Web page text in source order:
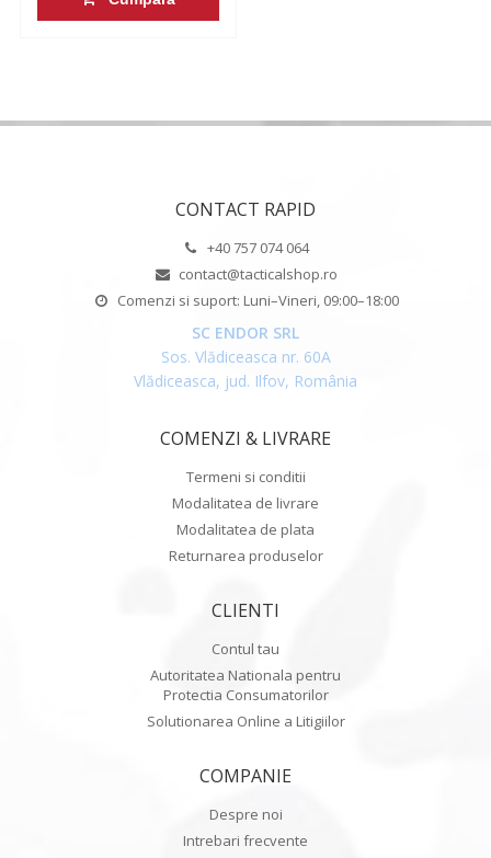
CONTACT RAPID
+40 757 074 064
contact@tacticalshop.ro
Comenzi si suport: Luni–Vineri, 09:00–18:00
SC ENDOR SRL
Sos. Vlădiceasca nr. 60A
Vlădiceasca, jud. Ilfov, România
COMENZI & LIVRARE
Termeni si conditii
Modalitatea de livrare
Modalitatea de plata
Returnarea produselor
CLIENTI
Contul tau
Autoritatea Nationala pentru
Protectia Consumatorilor
Solutionarea Online a Litigiilor
COMPANIE
Despre noi
Intrebari frecvente